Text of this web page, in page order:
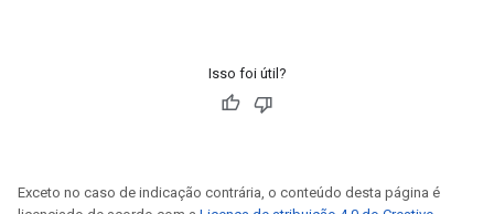
Isso foi útil?
Exceto no caso de indicação contrária, o conteúdo desta página é